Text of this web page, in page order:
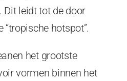
Dit leidt tot de door
hotspot”.
het grootste
vormen binnen het